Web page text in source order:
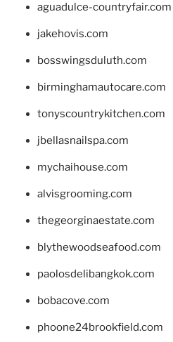
aguadulce-countryfair.com
jakehovis.com
bosswingsduluth.com
birminghamautocare.com
tonyscountrykitchen.com
jbellasnailspa.com
mychaihouse.com
alvisgrooming.com
thegeorginaestate.com
blythewoodseafood.com
paolosdelibangkok.com
bobacove.com
phoone24brookfield.com